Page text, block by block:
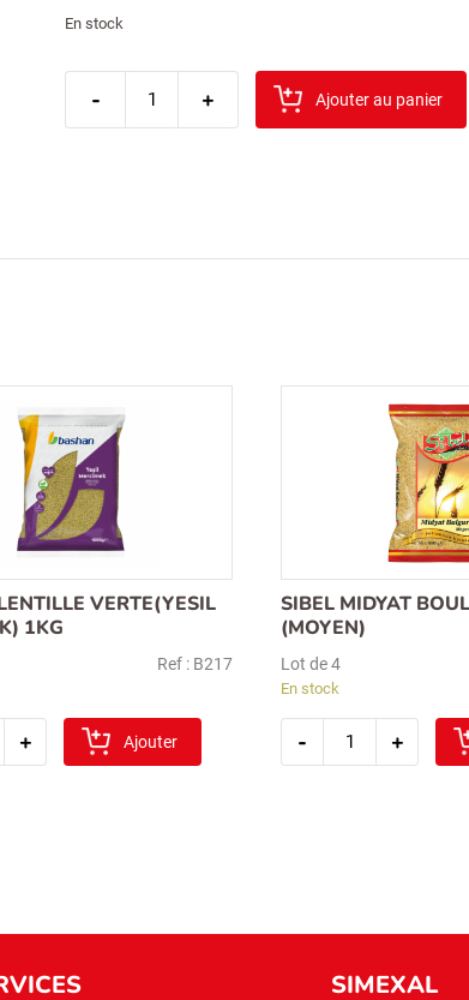
En stock
-
quantité
sibel
carvi
+ Ajouter au panier
VERTE(YESIL
1KG
Ref : B217
+ Ajouter
SIBEL MIDYAT
(MOYEN)
Lot de 4
En stock
-
quantité
+
SIMEXAL